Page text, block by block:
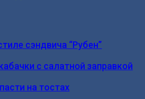
сэндвича “Рубен”
с салатной заправкой
на тостах